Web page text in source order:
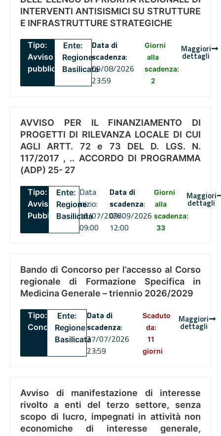
INTERVENTI ANTISISMICI SU STRUTTURE
E INFRASTRUTTURE STRATEGICHE
Tipo:
Avviso
pubblico
Ente:
Regione
Basilicata
Data di
scadenza:
09/08/2026
23:59
Giorni
alla
scadenza:
2
Maggiori
dettagli
AVVISO PER IL FINANZIAMENTO DI
PROGETTI DI RILEVANZA LOCALE DI CUI
AGLI ARTT. 72 e 73 DEL D. LGS. N.
117/2017 , .. ACCORDO DI PROGRAMMA
(ADP) 25- 27
Tipo:
Avviso
Pubblico
Ente:
Regione
Basilicata
Data
inizio:
16/07/2026
09:00
Data di
scadenza:
09/09/2026
12:00
Giorni
alla
scadenza:
33
Maggiori
dettagli
Bando di Concorso per l’accesso al Corso
regionale di Formazione Specifica in
Medicina Generale – triennio 2026/2029
Tipo:
Concorsi
Ente:
Regione
Basilicata
Data di
scadenza:
27/07/2026
23:59
Scaduto
da:
11
giorni
Maggiori
dettagli
Avviso di manifestazione di interesse
rivolto a enti del terzo settore, senza
scopo di lucro, impegnati in attività non
economiche di interesse generale,